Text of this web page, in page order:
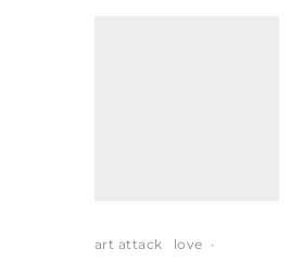
art attack love ·